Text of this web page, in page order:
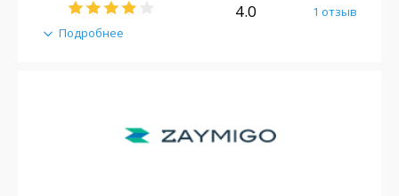
Подробнее
4.0 1 отзыв